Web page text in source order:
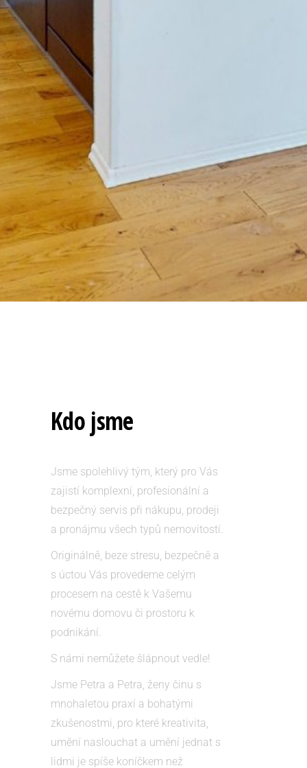
Kdo jsme
Jsme spolehlivý tým, který pro Vás
zajistí komplexní, profesionální a
bezpečný servis při nákupu, prodeji
a pronájmu všech typů nemovitostí.
Originálně, beze stresu, bezpečně a
s úctou Vás provedeme celým
procesem na cestě k Vašemu
novému domovu či prostoru k
podnikání.
S námi nemůžete šlápnout vedle!
Jsme Petra a Petra, ženy činu s
mnohaletou praxí a bohatými
zkušenostmi, pro které kreativita,
umění naslouchat a umění jednat s
lidmi je spíše koníčkem než